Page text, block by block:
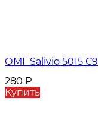
ОМГ Salivio 5015 С9
280 ₽
Купить